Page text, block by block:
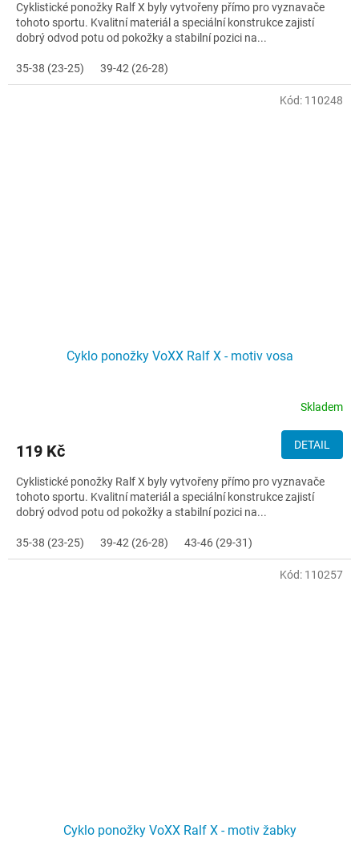
Cyklistické ponožky Ralf X byly vytvořeny přímo pro vyznavače
tohoto sportu. Kvalitní materiál a speciální konstrukce zajistí
dobrý odvod potu od pokožky a stabilní pozici na...
35-38 (23-25) 39-42 (26-28)
Cyklo ponožky VoXX Ralf X - motiv vosa
Skladem
119 Kč DETAIL
Cyklistické ponožky Ralf X byly vytvořeny přímo pro vyznavače
tohoto sportu. Kvalitní materiál a speciální konstrukce zajistí
dobrý odvod potu od pokožky a stabilní pozici na...
35-38 (23-25) 39-42 (26-28) 43-46 (29-31)
Kód: 110248
Cyklo ponožky VoXX Ralf X - motiv žabky
Kód: 110257